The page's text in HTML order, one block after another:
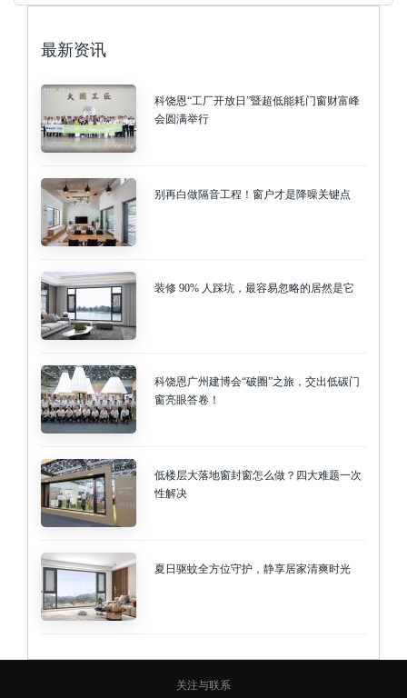
最新资讯
科饶恩“工厂开放日”暨超低能耗门窗财富峰
会圆满举行
别再白做隔音工程！窗户才是降噪关键点
装修 90% 人踩坑，最容易忽略的居然是它
科饶恩广州建博会“破圈”之旅，交出低碳门
窗亮眼答卷！
低楼层大落地窗封窗怎么做？四大难题一次
性解决
夏日驱蚊全方位守护，静享居家清爽时光
关注与联系